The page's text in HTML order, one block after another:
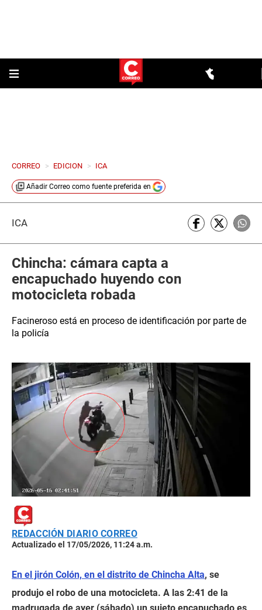
CORREO > EDICION > ICA
Añadir Correo como fuente preferida en
ICA
Chincha: cámara capta a
encapuchado huyendo con
motocicleta robada
Facineroso está en proceso de identificación por parte de
la policía
REDACCIÓN DIARIO CORREO
Actualizado el 17/05/2026, 11:24 a.m.
En el jirón Colón, en el distrito de Chincha Alta, se
produjo el robo de una motocicleta. A las 2:41 de la